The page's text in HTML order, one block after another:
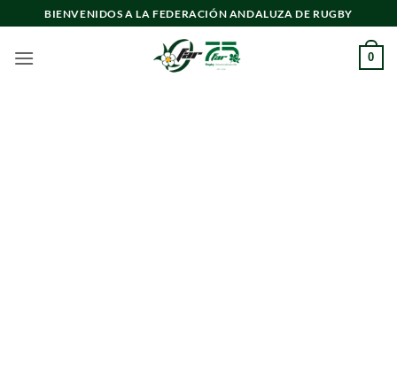
al
contenido
BIENVENIDOS A LA FEDERACIÓN ANDALUZA DE RUGBY
0